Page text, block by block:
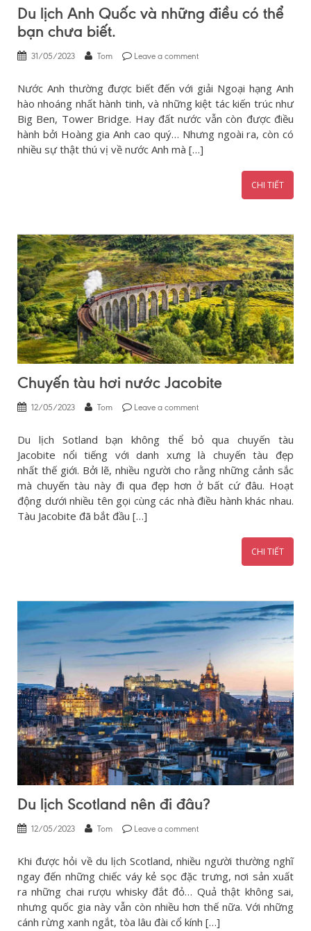
Du lịch Anh Quốc và những điều có thể
bạn chưa biết.
31/05/2023 Tom Leave a comment
Nước Anh thường được biết đến với giải Ngoại hạng Anh
hào nhoáng nhất hành tinh, và những kiệt tác kiến trúc như
Big Ben, Tower Bridge. Hay đất nước vẫn còn được điều
hành bởi Hoàng gia Anh cao quý… Nhưng ngoài ra, còn có
nhiều sự thật thú vị về nước Anh mà […]
CHI TIẾT
Chuyến tàu hơi nước Jacobite
12/05/2023 Tom Leave a comment
Du lịch Sotland bạn không thể bỏ qua chuyến tàu
Jacobite nổi tiếng với danh xưng là chuyến tàu đẹp
nhất thế giới. Bởi lẽ, nhiều người cho rằng những cảnh sắc
mà chuyến tàu này đi qua đẹp hơn ở bất cứ đâu. Hoạt
động dưới nhiều tên gọi cùng các nhà điều hành khác nhau.
Tàu Jacobite đã bắt đầu […]
CHI TIẾT
Du lịch Scotland nên đi đâu?
12/05/2023 Tom Leave a comment
Khi được hỏi về du lịch Scotland, nhiều người thường nghĩ
ngay đến những chiếc váy kẻ sọc đặc trưng, nơi sản xuất
ra những chai rượu whisky đắt đỏ… Quả thật không sai,
nhưng quốc gia này vẫn còn nhiều hơn thế nữa. Với những
cánh rừng xanh ngắt, tòa lâu đài cổ kính […]